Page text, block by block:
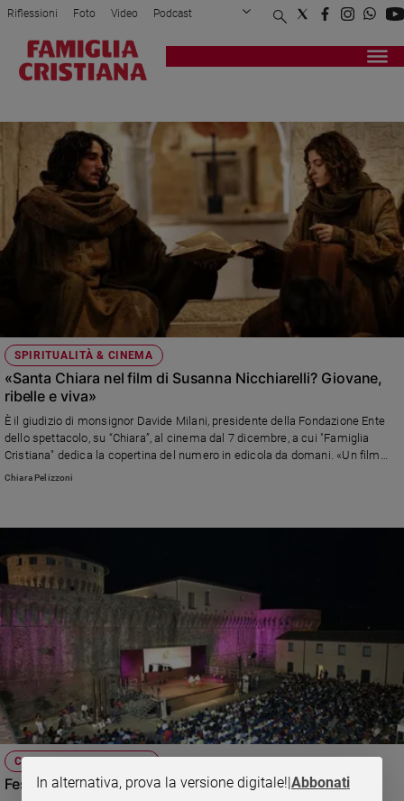
Attualità
Mondo
Economia
Papa
Papa
Chiesa
Chiesa
Fede
Devozione
fede
Parola
del
giorno
giorno
Società
e
valori
Riflessioni Foto Video Podcast
Privacy Policy Chi siamo
Registrati Redazione
SPIRITUALITÀ & CINEMA
«Santa Chiara nel film di Susanna Nicchiarelli? Giovane,
ribelle e viva»
È il giudizio di monsignor Davide Milani, presidente della Fondazione Ente
dello spettacolo, su “Chiara”, al cinema dal 7 dicembre, a cui "Famiglia
Cristiana" dedica la copertina del numero in edicola da domani. «Un film
attuale perché parla di giovani a cui dobbiamo lasciar spazio; dell’irrompere
Chiara Pelizzoni
CULTURA E SPETTACOLI
Festival della mente, appuntamento a settembre
In alternativa, prova la versione digitale!|Abbonati